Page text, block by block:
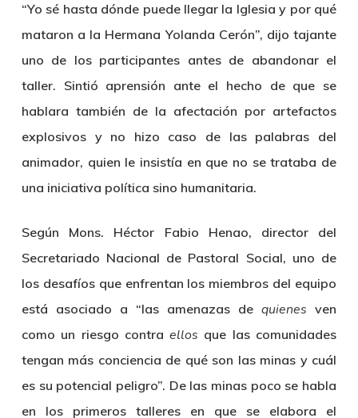
“Yo sé hasta dónde puede llegar la Iglesia y por qué
mataron a la HermanaYolanda Cerón”, dijo tajante
uno de los participantes antes de abandonar el
taller. Sintió aprensión ante el hecho de que se
hablara también de la afectación por artefactos
explosivos y no hizo caso de las palabras del
animador, quien le insistía en que no se trataba de
una iniciativa política sino humanitaria.
Según Mons. Héctor Fabio Henao, director del
Secretariado Nacional de Pastoral Social, uno de
los desafíos que enfrentan los miembros del equipo
está asociado a “las amenazas dequienes ven
como un riesgo contraellos que las comunidades
tengan más conciencia de qué son las minas y cuál
es su potencial peligro”. De las minas poco se habla
en los primeros talleres en que se elabora el